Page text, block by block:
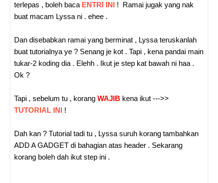
terlepas , boleh baca ENTRI INI ! Ramai jugak yang nak
buat macam Lyssa ni . ehee .
Dan disebabkan ramai yang berminat , Lyssa teruskanlah
buat tutorialnya ye ? Senang je kot . Tapi , kena pandai main
tukar-2 koding dia . Elehh . Ikut je step kat bawah ni haa .
Ok ?
Tapi , sebelum tu , korang WAJIB kena ikut --->>
TUTORIAL INI !
Dah kan ? Tutorial tadi tu , Lyssa suruh korang tambahkan
ADD A GADGET di bahagian atas header . Sekarang
korang boleh dah ikut step ini .